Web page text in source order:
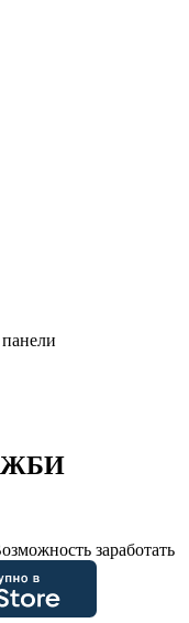
ЖБИ
заработать